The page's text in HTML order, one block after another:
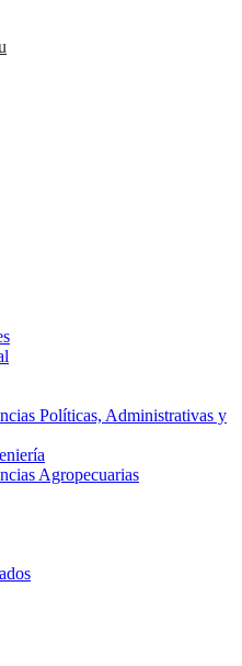
Políticas, Administrativas y
Agropecuarias